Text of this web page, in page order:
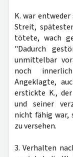
K. war
Streit,
tötete, wach
"Dadurch
unmittelbar
noch
Angeklagte,
erstickte K.,
und seiner
nicht fähig war,
zu versehen.
3. Verhalten